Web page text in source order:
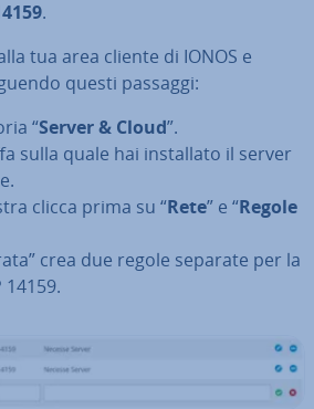
.
tua area cliente di IONOS e
questi passaggi:
“Server & Cloud”.
sulla quale hai in­stal­la­to il server
clicca prima su “Rete” e “Regole
crea due regole separate per la
14159.